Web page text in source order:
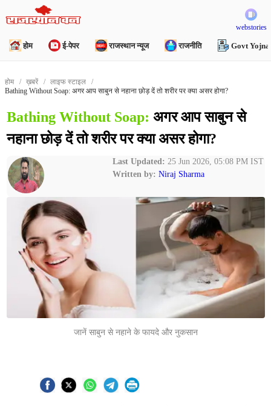
webstories
होम ई-पेपर राजस्थान न्यूज राजनीति Govt Yojna
होम ख़बरें
लाइफ स्टाइल
Bathing Without Soap: अगर आप साबुन से नहाना छोड़ दें तो शरीर पर क्या असर होगा?
Bathing Without Soap: अगर आप साबुन से
नहाना छोड़ दें तो शरीर पर क्या असर होगा?
Last Updated: 25 Jun 2026, 05:08 PM IST
Written by: Niraj Sharma
जानें साबुन से नहाने के फायदे और नुकसान